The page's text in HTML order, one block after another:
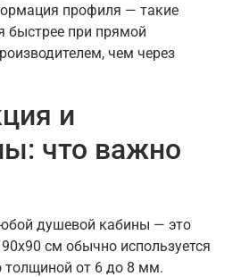
профиля — такие
быстрее при прямой
чем через
и
что важно
душевой кабины — это
см обычно используется
толщиной от 6 до 8 мм.